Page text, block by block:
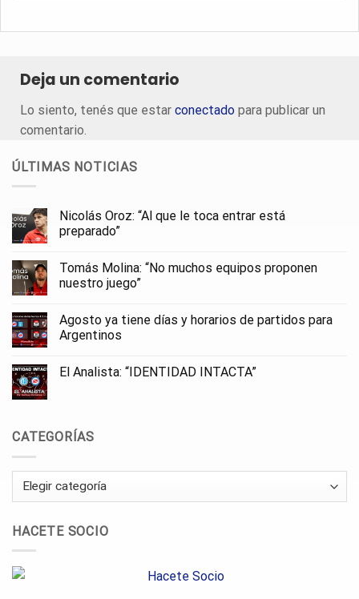
Deja un comentario
Lo siento, tenés que estar conectado para publicar un
comentario.
ÚLTIMAS NOTICIAS
Nicolás Oroz: “Al que le toca entrar está
preparado”
Tomás Molina: “No muchos equipos proponen
nuestro juego”
Agosto ya tiene días y horarios de partidos para
Argentinos
El Analista: “IDENTIDAD INTACTA”
CATEGORÍAS
Categorías
HACETE SOCIO